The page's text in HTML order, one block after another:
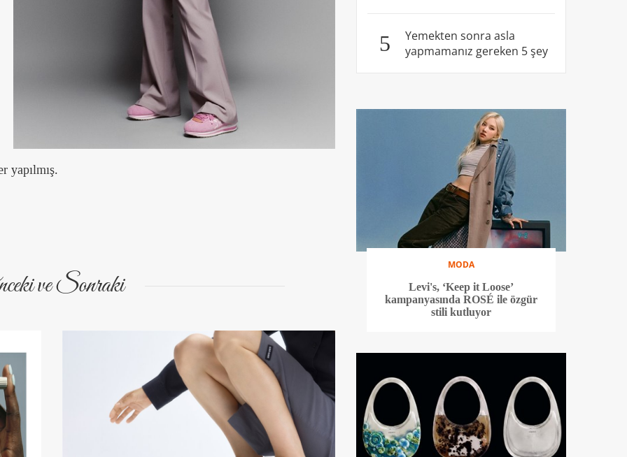
yapılmış.
ve Sonraki
5
Yemekten sonra asla
yapmamanız gereken 5 şey
MODA
Levi's, ‘Keep it Loose’
kampanyasında ROSÉ ile özgür
stili kutluyor